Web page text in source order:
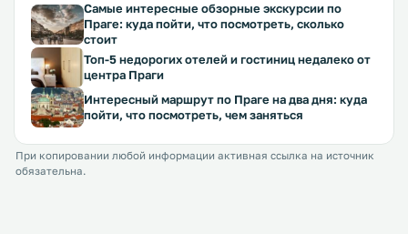
Самые интересные обзорные экскурсии по
Праге: куда пойти, что посмотреть, сколько
стоит
Топ-5 недорогих отелей и гостиниц недалеко от
центра Праги
Интересный маршрут по Праге на два дня: куда
пойти, что посмотреть, чем заняться
При копировании любой информации активная ссылка на источник
обязательна.